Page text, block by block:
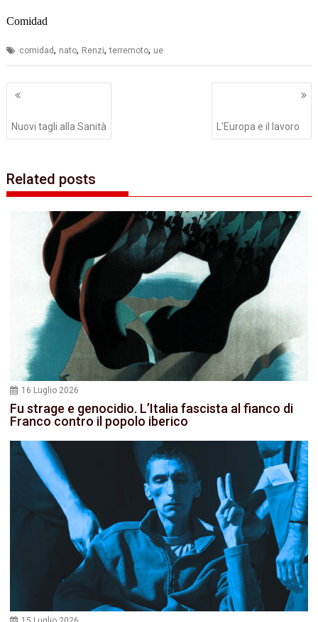
Comidad
comidad, nato, Renzi,terremoto, ue
Navigazione
Nuovi tagli alla Sanità L'Europa e il lavoro
Related posts
16 Luglio 2026
Fu strage e genocidio. L’Italia fascista al fianco di
Franco contro il popolo iberico